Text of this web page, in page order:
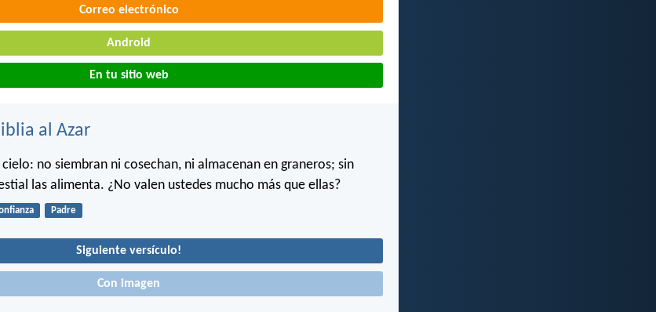
Correo electrónico
Android
En tu sitio web
al Azar
cielo: no siembran ni cosechan, ni almacenan en graneros; sin
las alimenta. ¿No valen ustedes mucho más que ellas?
Padre
Siguiente versículo!
Con imagen